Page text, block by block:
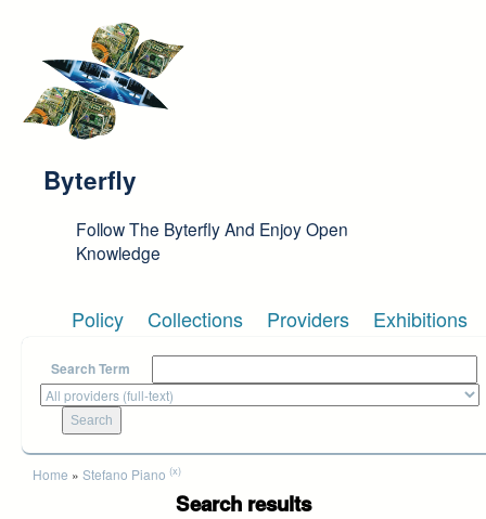
Byterfly
Follow The Byterfly And Enjoy Open
Knowledge
Policy Collections Providers Exhibitions
Search Term
You are here
Home » Stefano Piano (x)
Search results